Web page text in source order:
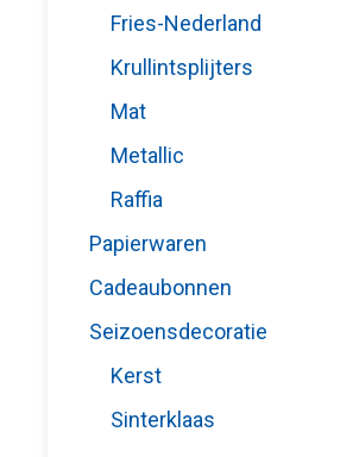
Fries-Nederland
Krullintsplijters
Mat
Metallic
Raffia
Papierwaren
Cadeaubonnen
Seizoensdecoratie
Kerst
Sinterklaas